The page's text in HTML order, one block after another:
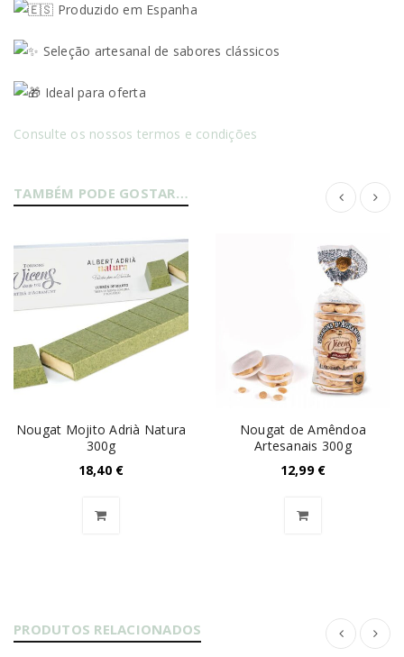
Produzido em Espanha
Seleção artesanal de sabores clássicos
Ideal para oferta
Consulte os nossos termos e condições
TAMBÉM PODE GOSTAR…
Nougat Mojito Adrià Natura
300g
18,40 €
Nougat de Amêndoa
Artesanais 300g
12,99 €
PRODUTOS RELACIONADOS